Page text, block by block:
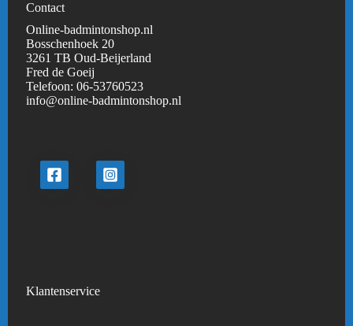
Contact
Online-badmintonshop.nl
Bosschenhoek 20
3261 TB Oud-Beijerland
Fred de Goeij
Telefoon:06-53760523
info@online-badmintonshop.nl
Klantenservice